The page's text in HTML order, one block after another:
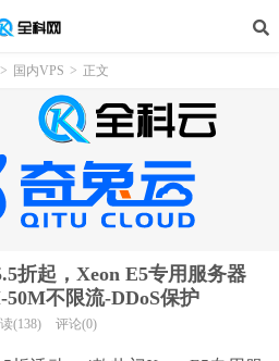
> 国内VPS > 正文
折起，Xeon E5专用服务器
不限流-DDoS保护
(138) 评论(0)